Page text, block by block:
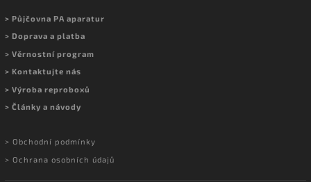
> Půjčovna PA aparatur
> Doprava a platba
> Věrnostní program
> Kontaktujte nás
> Výroba reproboxů
> Články a návody
> Obchodní podmínky
> Ochrana osobních údajů